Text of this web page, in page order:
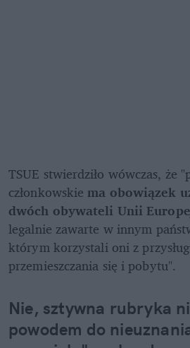
TSUE stwierdziło wówczas, że
członkowskie ma obowiązek
dwóch obywateli Unii
legalnie zawarte w innym
którym korzystali oni z
przemieszczania się i pobytu".
Nie, sztywna rubryka
powodem do